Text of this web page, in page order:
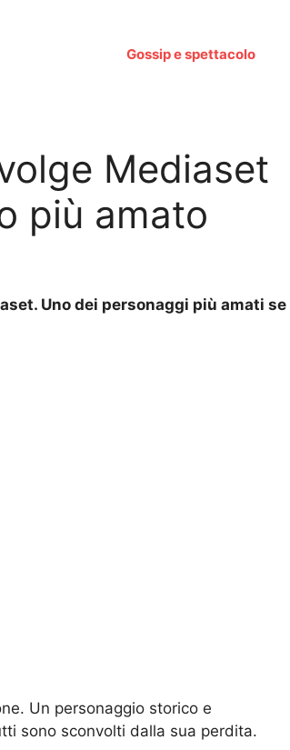
Gossip e spettacolo
Mediaset
più amato
Uno dei personaggi più amati se
Un personaggio storico e
sono sconvolti dalla sua perdita.